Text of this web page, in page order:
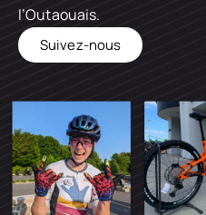
l’Outaouais.
Suivez-nous